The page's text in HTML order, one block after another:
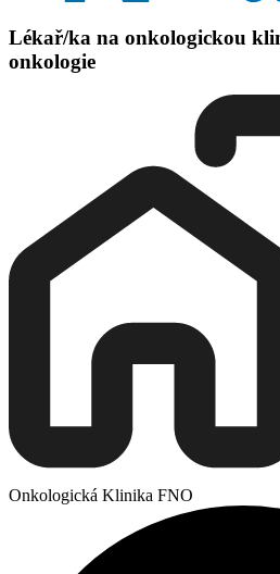
Lékař/ka na onkologickou
onkologie
Onkologická Klinika FNO